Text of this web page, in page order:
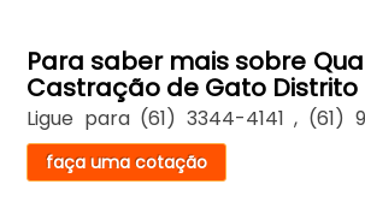
Para saber mais sobre
Castração de Gato Distrito
Ligue para (61) 3344-4141 , (61)
faça uma cotação